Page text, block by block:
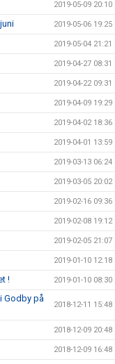
2019-05-09 20:10
2019-05-06 19:25
2019-05-04 21:21
2019-04-27 08:31
2019-04-22 09:31
2019-04-09 19:29
2019-04-02 18:36
2019-04-01 13:59
2019-03-13 06:24
2019-03-05 20:02
2019-02-16 09:36
2019-02-08 19:12
2019-02-05 21:07
2019-01-10 12:18
! 2019-01-10 08:30
Godby på
2018-12-11 15:48
2018-12-09 20:48
2018-12-09 16:48